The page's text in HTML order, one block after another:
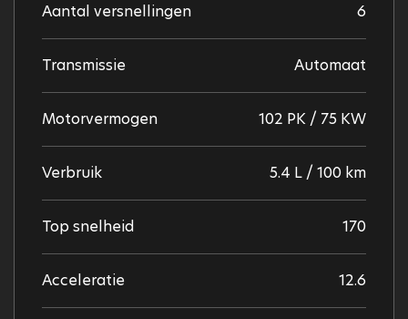
Aantal versnellingen 6
Transmissie Automaat
Motorvermogen 102 PK / 75 KW
Verbruik 5.4 L / 100 km
Top snelheid 170
Acceleratie 12.6